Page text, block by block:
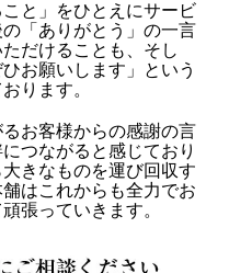
と」をひとえにサービ
「ありがとう」の一言
だけることも、そし
お願いします」という
ります。
お客様からの感謝の言
つながると感じており
きなものを運び回収す
はこれからも全力でお
張っていきます。